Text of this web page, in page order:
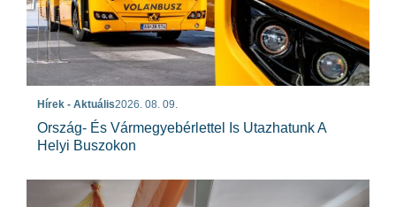
Hírek - Aktuális2026. 08. 09.
Ország- És Vármegyebérlettel Is Utazhatunk A
Helyi Buszokon